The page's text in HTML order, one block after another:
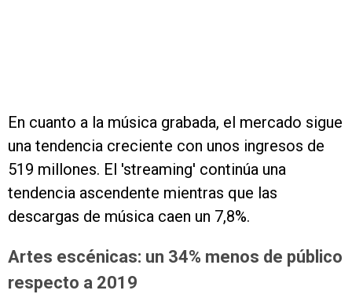
En cuanto a la música grabada, el mercado sigue
una tendencia creciente con unos ingresos de
519 millones. El 'streaming' continúa una
tendencia ascendente mientras que las
descargas de música caen un 7,8%.
Artes escénicas: un 34% menos de público
respecto a 2019